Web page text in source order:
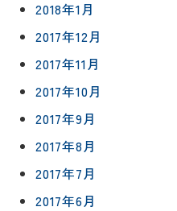
2018年1月
2017年12月
2017年11月
2017年10月
2017年9月
2017年8月
2017年7月
2017年6月